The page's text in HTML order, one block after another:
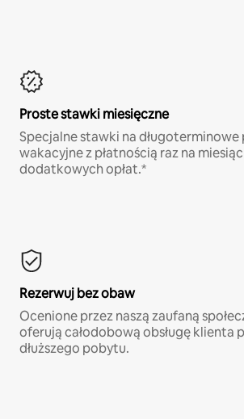
Proste stawki miesięczne
Specjalne stawki na
wakacyjne z płatnością raz na
dodatkowych opłat.*
Rezerwuj bez obaw
Ocenione przez naszą zaufaną
oferują całodobową obsługę klienta
dłuższego pobytu.